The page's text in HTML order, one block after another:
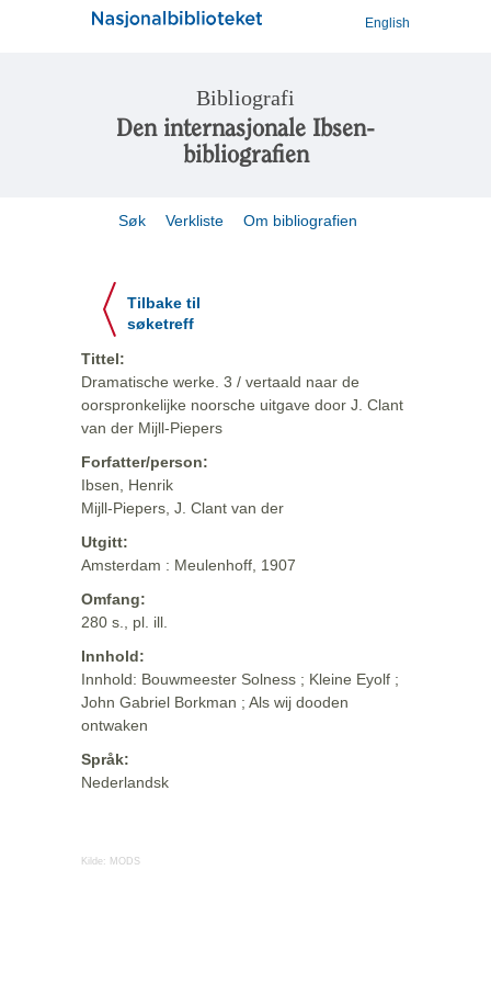
English
Bibliografi
Den internasjonale Ibsen-
bibliografien
Søk Verkliste Om bibliografien
Tilbake til
søketreff
Tittel:
Dramatische werke. 3 / vertaald naar de
oorspronkelijke noorsche uitgave door J. Clant
van der Mijll-Piepers
Forfatter/person:
Ibsen, Henrik
Mijll-Piepers, J. Clant van der
Utgitt:
Amsterdam : Meulenhoff, 1907
Omfang:
280 s., pl. ill.
Innhold:
Innhold: Bouwmeester Solness ; Kleine Eyolf ;
John Gabriel Borkman ; Als wij dooden
ontwaken
Språk:
Nederlandsk
Kilde: MODS